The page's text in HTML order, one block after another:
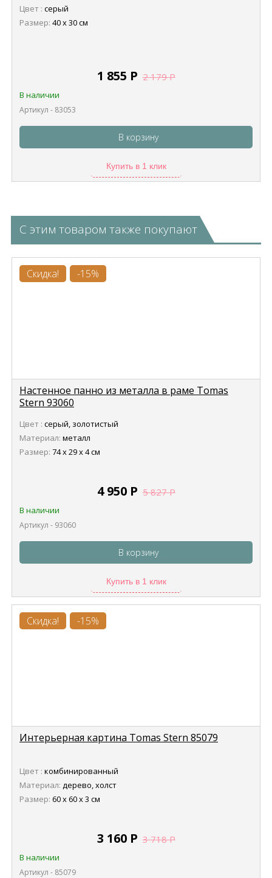
Цвет : серый
Размер: 40 х 30 см
1 855 Р 2 179Р
В наличии
Артикул - 83053
В корзину
Купить в 1 клик
С этим товаром также покупают
Скидка! -15%
Настенное панно из металла в раме Tomas
Stern 93060
Цвет : серый, золотистый
Материал: металл
Размер: 74 х 29 х 4 см
4 950 Р 5 827Р
В наличии
Артикул - 93060
В корзину
Купить в 1 клик
Скидка! -15%
Интерьерная картина Tomas Stern 85079
Цвет : комбинированный
Материал: дерево, холст
Размер: 60 х 60 х 3 см
3 160 Р 3 718Р
В наличии
Артикул - 85079